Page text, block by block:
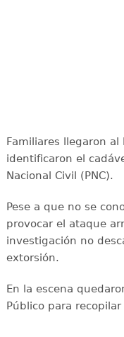
Familiares llegaron
identificaron el
Nacional Civil (PNC).
Pese a que no se
provocar el ataque
investigación no
extorsión.
En la escena
Público para